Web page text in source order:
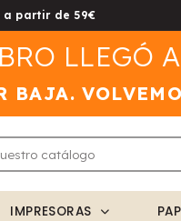
a partir de 59€
LLEGÓ
BAJA.
IMPRESORAS